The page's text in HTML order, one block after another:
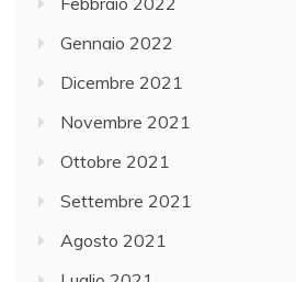
Gennaio 2022
Dicembre 2021
Novembre 2021
Ottobre 2021
Settembre 2021
Agosto 2021